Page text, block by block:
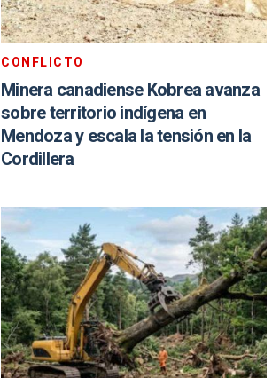
CONFLICTO
Minera canadiense Kobrea avanza
sobre territorio indígena en
Mendoza y escala la tensión en la
Cordillera